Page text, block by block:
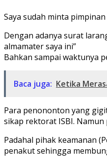
Saya sudah minta
Dengan adanya surat
almamater saya ini”
Bahkan sampai waktunya
Baca juga: Ketika
Para penononton yang
sikap rektorat ISBI. Namun
Padahal pihak keamanan
penakut sehingga